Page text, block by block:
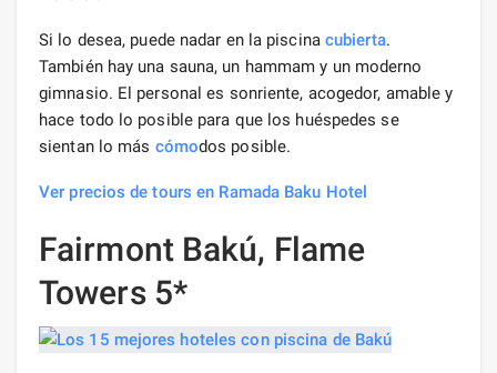
Si lo desea, puede nadar en la piscina cubierta.
También hay una sauna, un hammam y un moderno
gimnasio. El personal es sonriente, acogedor, amable y
hace todo lo posible para que los huéspedes se
sientan lo más cómodos posible.
Ver precios de tours en Ramada Baku Hotel
Fairmont Bakú, Flame
Towers 5*